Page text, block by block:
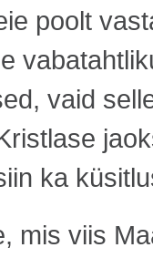
poolt
vaid
ka
mis viis